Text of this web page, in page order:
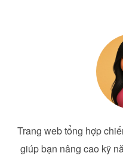
Trang web tổng hợp
giúp bạn nâng cao kỹ